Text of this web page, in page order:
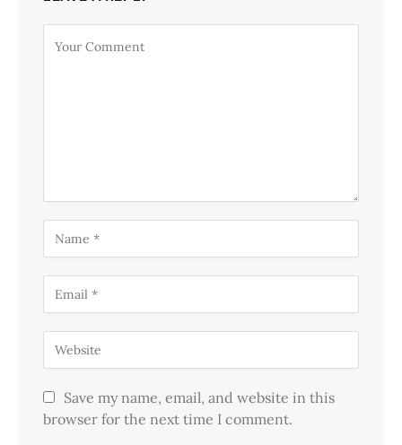
Save my name, email, and website in this
browser for the next time I comment.